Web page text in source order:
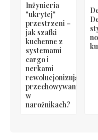
Inżynieria
"ukrytej"
przestrzeni –
jak szafki
kuchenne z
systemami
cargo i
nerkami
rewolucjonizują
przechowywanie
w
narożnikach?